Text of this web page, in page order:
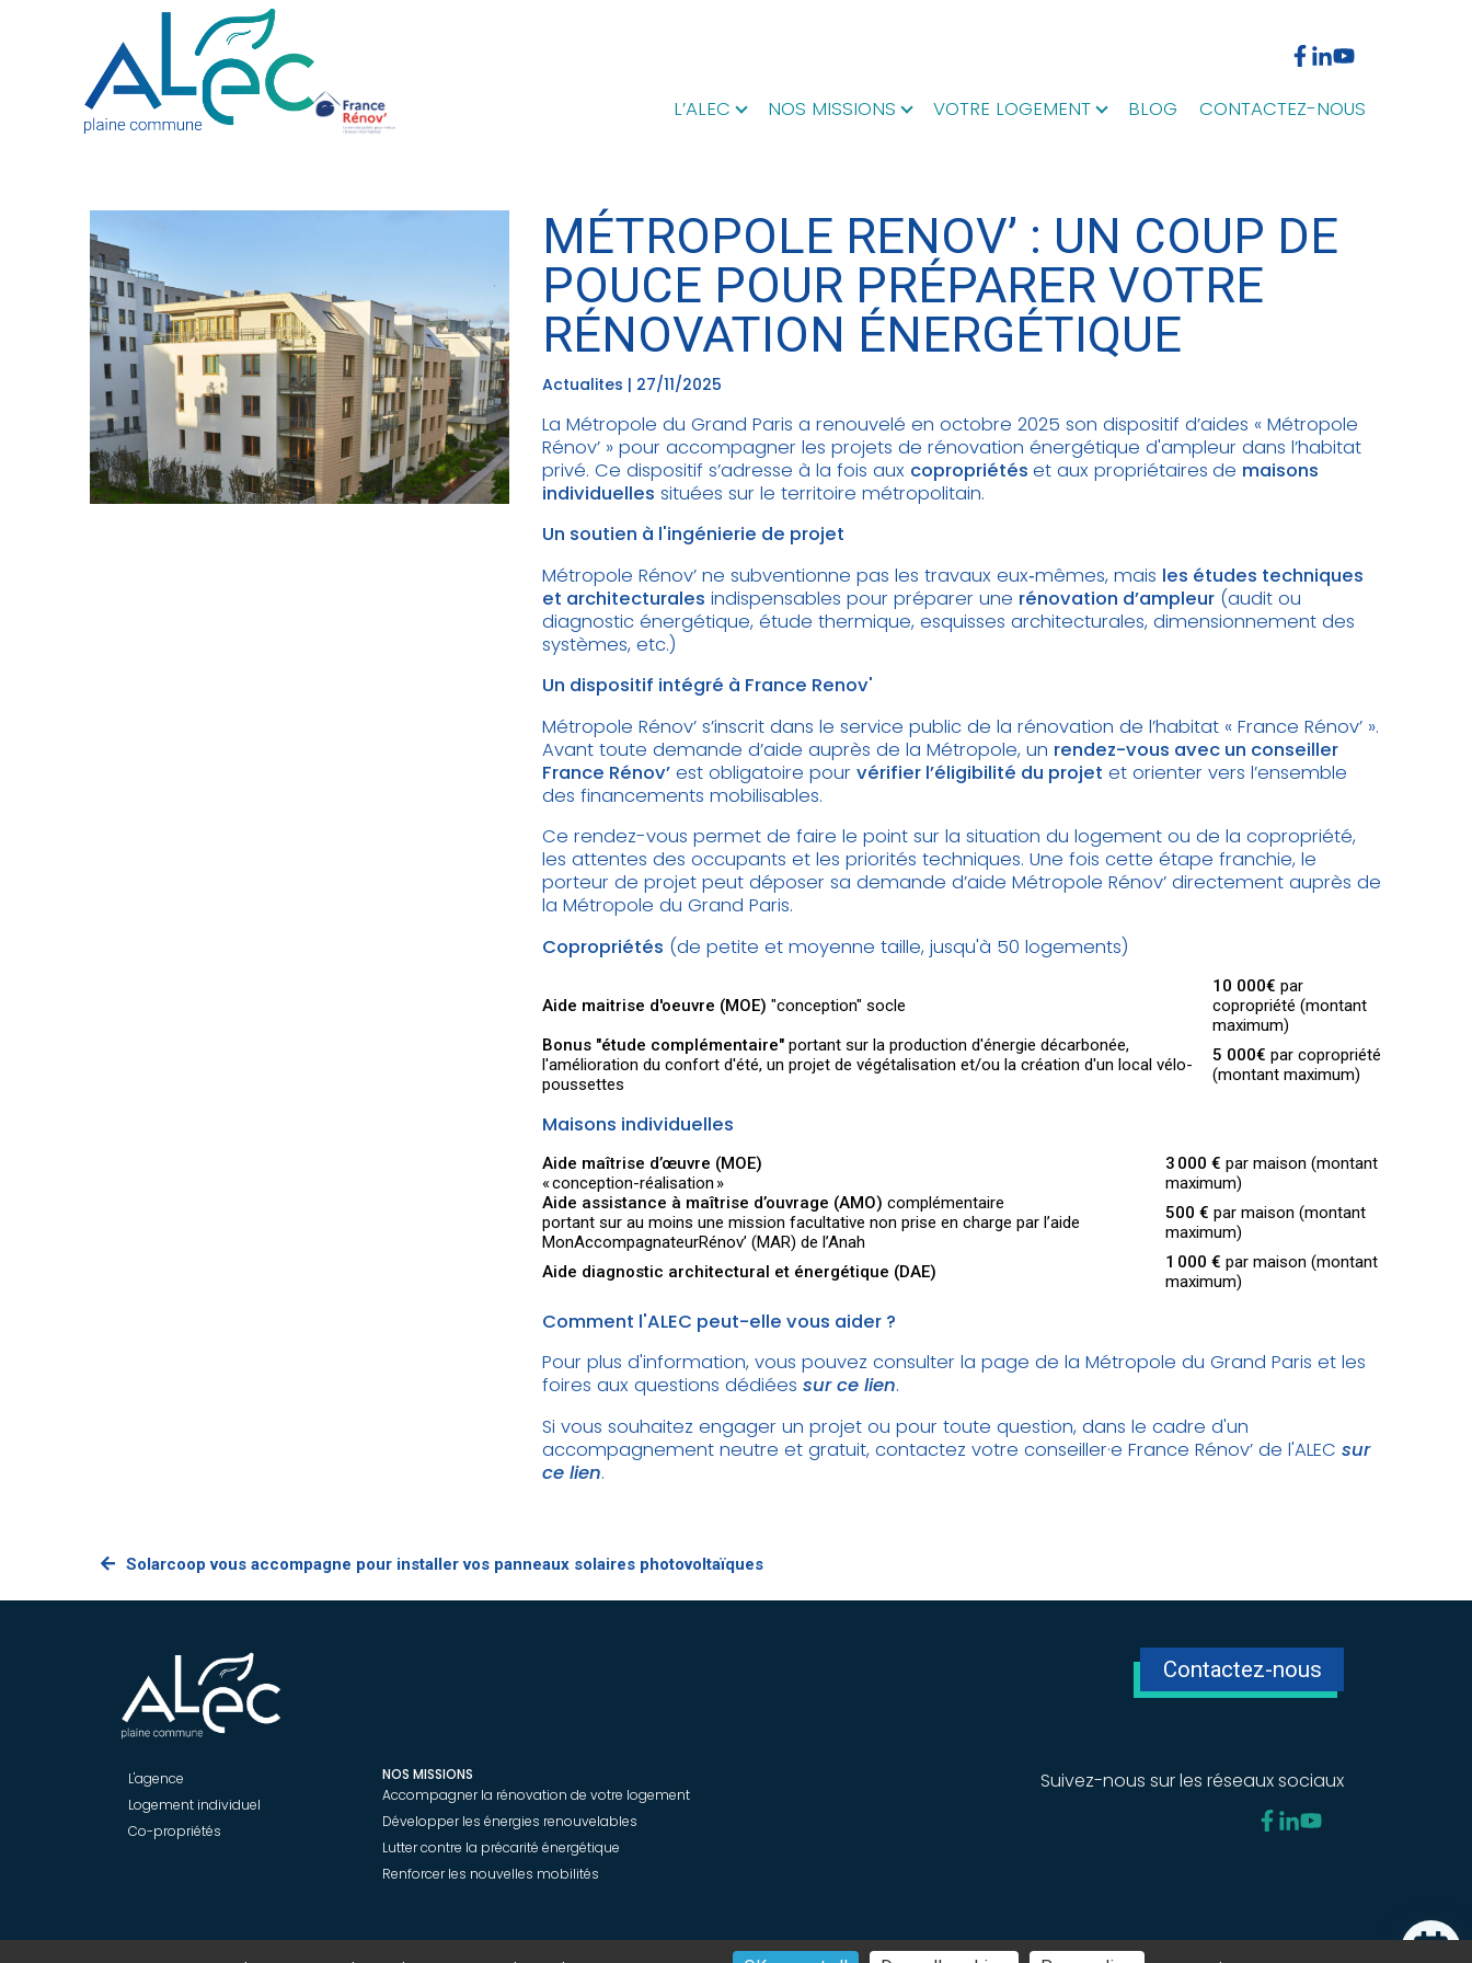
L’ALEC NOS MISSIONS VOTRE LOGEMENT BLOG CONTACTEZ-NOUS
MÉTROPOLE RENOV’ : UN COUP DE
POUCE POUR PRÉPARER VOTRE
RÉNOVATION ÉNERGÉTIQUE
Actualites | 27/11/2025
La Métropole du Grand Paris a renouvelé en octobre 2025 son dispositif d’aides « Métropole
Rénov’ » pour accompagner les projets de rénovation énergétique d'ampleur dans l’habitat
privé. Ce dispositif s’adresse à la fois aux copropriétéset aux propriétaires de maisons
individuelles situées sur le territoire métropolitain.
Un soutien à l'ingénierie de projet
Métropole Rénov’ ne subventionne pas les travaux eux‑mêmes, mais les études techniques
et architecturales indispensables pour préparer une rénovation d’ampleur (audit ou
diagnostic énergétique, étude thermique, esquisses architecturales, dimensionnement des
systèmes, etc.)
Un dispositif intégré à France Renov'
Métropole Rénov’ s’inscrit dans le service public de la rénovation de l’habitat « France Rénov’ ».
Avant toute demande d’aide auprès de la Métropole, un rendez-vous avec un conseiller
France Rénov’ est obligatoire pourvérifier l’éligibilité du projet et orienter vers l’ensemble
des financements mobilisables.
Ce rendez-vous permet de faire le point sur la situation du logement ou de la copropriété,
les attentes des occupants et les priorités techniques. Une fois cette étape franchie, le
porteur de projet peut déposer sa demande d’aide Métropole Rénov’ directement auprès de
la Métropole du Grand Paris.
Copropriétés (de petite et moyenne taille, jusqu'à 50 logements)
Aide maitrise d'oeuvre (MOE)"conception" socle
10 000€par
copropriété (montant
maximum)
Bonus "étude complémentaire"portant sur la production d'énergie décarbonée,
l'amélioration du confort d'été, un projet de végétalisation et/ou la création d'un local vélo-
poussettes
5 000€ par copropriété
(montant maximum)
Maisons individuelles
Aide maîtrise d’œuvre (MOE)
« conception-réalisation »
3 000 € par maison (montant
maximum)
Aide assistance à maîtrise d’ouvrage (AMO)complémentaire
portant sur au moins une mission facultative non prise en charge par l’aide
MonAccompagnateurRénov’ (MAR) de l’Anah
500 € par maison (montant
maximum)
Aide diagnostic architectural et énergétique (DAE)
1 000 € par maison (montant
maximum)
Comment l'ALEC peut-elle vous aider ?
Pour plus d'information, vous pouvez consulter la page de la Métropole du Grand Paris et les
foires aux questions dédiéessur ce lien.
Si vous souhaitez engager un projet ou pour toute question, dans le cadre d'un
accompagnement neutre et gratuit, contactez votre conseiller·e France Rénov’ de l'ALECsur
ce lien.
Solarcoop vous accompagne pour installer vos panneaux solaires photovoltaïques
Contactez-nous
L'agence
Logement individuel
Co-propriétés
NOS MISSIONS
Accompagner la rénovation de votre logement
Développer les énergies renouvelables
Lutter contre la précarité énergétique
Renforcer les nouvelles mobilités
Suivez-nous sur les réseaux sociaux